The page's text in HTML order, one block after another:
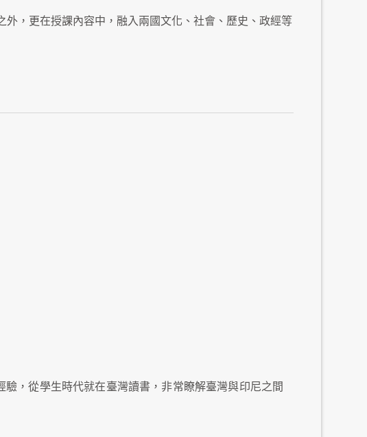
，更在授課內容中，融入兩國文化、社會、歷史、政經等
，從學生時代就在臺灣讀書，非常瞭解臺灣與印尼之間